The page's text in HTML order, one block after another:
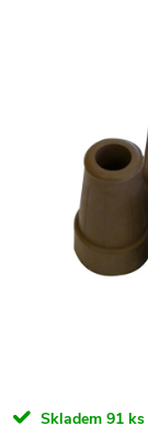
Skladem 91 ks